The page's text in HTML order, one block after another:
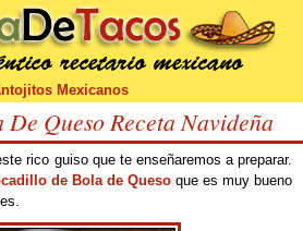
Mexicanos
Queso Receta Navideña
rico guiso que te enseñaremos a preparar.
de Bola de Queso que es muy bueno